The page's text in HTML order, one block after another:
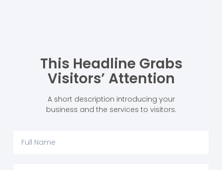
This Headline Grabs
Visitors’ Attention
A short description introducing your
business and the services to visitors.